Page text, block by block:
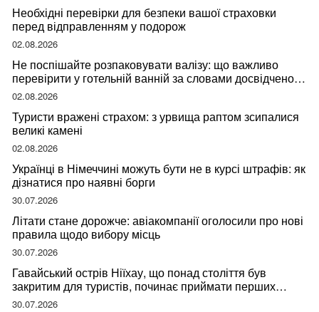
Необхідні перевірки для безпеки вашої страховки
перед відправленням у подорож
02.08.2026
Не поспішайте розпаковувати валізу: що важливо
перевірити у готельній ванній за словами досвідченої
мандрівниці
02.08.2026
Туристи вражені страхом: з урвища раптом зсипалися
великі камені
02.08.2026
Українці в Німеччині можуть бути не в курсі штрафів: як
дізнатися про наявні борги
30.07.2026
Літати стане дорожче: авіакомпанії оголосили про нові
правила щодо вибору місць
30.07.2026
Гавайський острів Ніїхау, що понад століття був
закритим для туристів, починає приймати перших
відвідувачів
30.07.2026